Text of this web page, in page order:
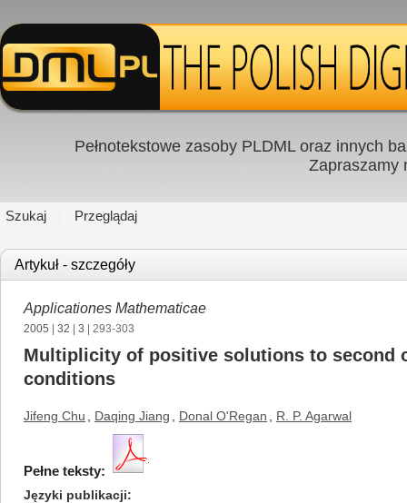
Pełnotekstowe zasoby PLDML oraz innych
Zapraszamy
Szukaj Przeglądaj
Artykuł - szczegóły
Applicationes Mathematicae
2005 32 3 | 293-303
Multiplicity of positive solutions to second
conditions
Jifeng Chu Daqing Jiang Donal O'Regan R. P. Agarwal
Pełne teksty:
Języki publikacji